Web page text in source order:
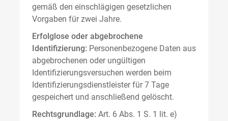
gemäß den einschlägigen gesetzlichen
Vorgaben für zwei Jahre.
Erfolglose oder abgebrochene
Identifizierung: Personenbezogene Daten aus
abgebrochenen oder ungültigen
Identifizierungsversuchen werden beim
Identifizierungsdienstleister für 7 Tage
gespeichert und anschließend gelöscht.
Rechtsgrundlage: Art. 6 Abs. 1 S. 1 lit. e)